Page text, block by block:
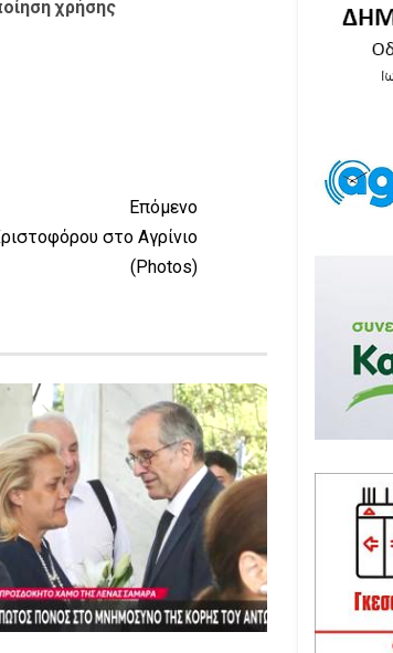
χρήσης
Επόμενο
στο Αγρίνιο
(Photos)